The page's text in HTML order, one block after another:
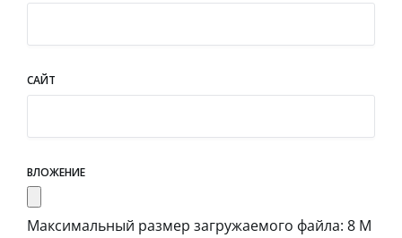
САЙТ
ВЛОЖЕНИЕ
Максимальный размер загружаемого файла: 8 М